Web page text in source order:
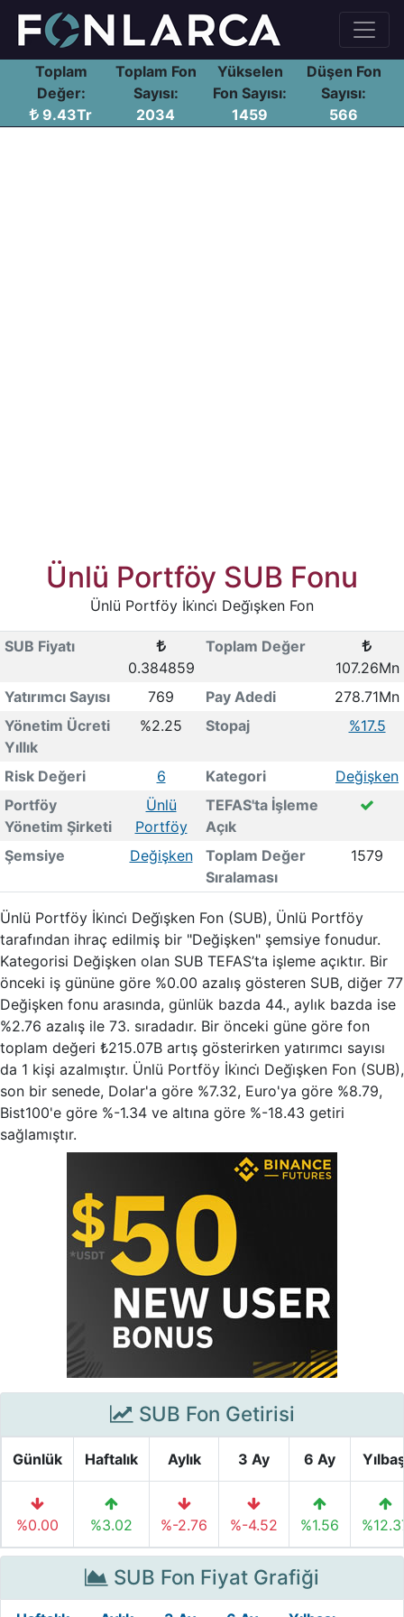
Toplam
Değer:
9.43Tr
Toplam Fon
Sayısı:
2034
Yükselen
Fon Sayısı:
1459
Düşen Fon
Sayısı:
566
Ünlü Portföy SUB Fonu
Ünlü Portföy İki̇nci̇ Deği̇şken Fon
SUB Fiyatı
0.384859
Toplam Değer
107.26Mn
Yatırımcı Sayısı
769 Pay Adedi
278.71Mn
Yönetim Ücreti
Yıllık
%2.25 Stopaj %17.5
Risk Değeri 6 Kategori
Değişken
Portföy
Yönetim Şirketi
Ünlü
Portföy
TEFAS'ta İşleme
Açık
Şemsiye
Değişken
Toplam Değer
Sıralaması
1579
Ünlü Portföy İki̇nci̇ Deği̇şken Fon (SUB), Ünlü Portföy
tarafından ihraç edilmiş bir "Değişken" şemsiye fonudur.
Kategorisi Değişken olan SUB TEFAS’ta işleme açıktır. Bir
önceki iş gününe göre %0.00 azalış gösteren SUB, diğer 77
Değişken fonu arasında, günlük bazda 44., aylık bazda ise
%2.76 azalış ile 73. sıradadır. Bir önceki güne göre fon
toplam değeri ₺215.07B artış gösterirken yatırımcı sayısı
da 1 kişi azalmıştır. Ünlü Portföy İki̇nci̇ Deği̇şken Fon (SUB),
son bir senede, Dolar'a göre %7.32, Euro'ya göre %8.79,
Bist100'e göre %-1.34 ve altına göre %-18.43 getiri
sağlamıştır.
SUB Fon Getirisi
Günlük Haftalık Aylık 3 Ay 6 Ay
%0.00 %3.02 %-2.76 %-4.52 %1.56
SUB Fon Fiyat Grafiği